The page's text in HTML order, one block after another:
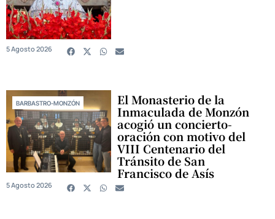
5 Agosto 2026
BARBASTRO-MONZÓN El Monasterio de la
Inmaculada de Monzón
acogió un concierto-
oración con motivo del
VIII Centenario del
Tránsito de San
Francisco de Asís
5 Agosto 2026